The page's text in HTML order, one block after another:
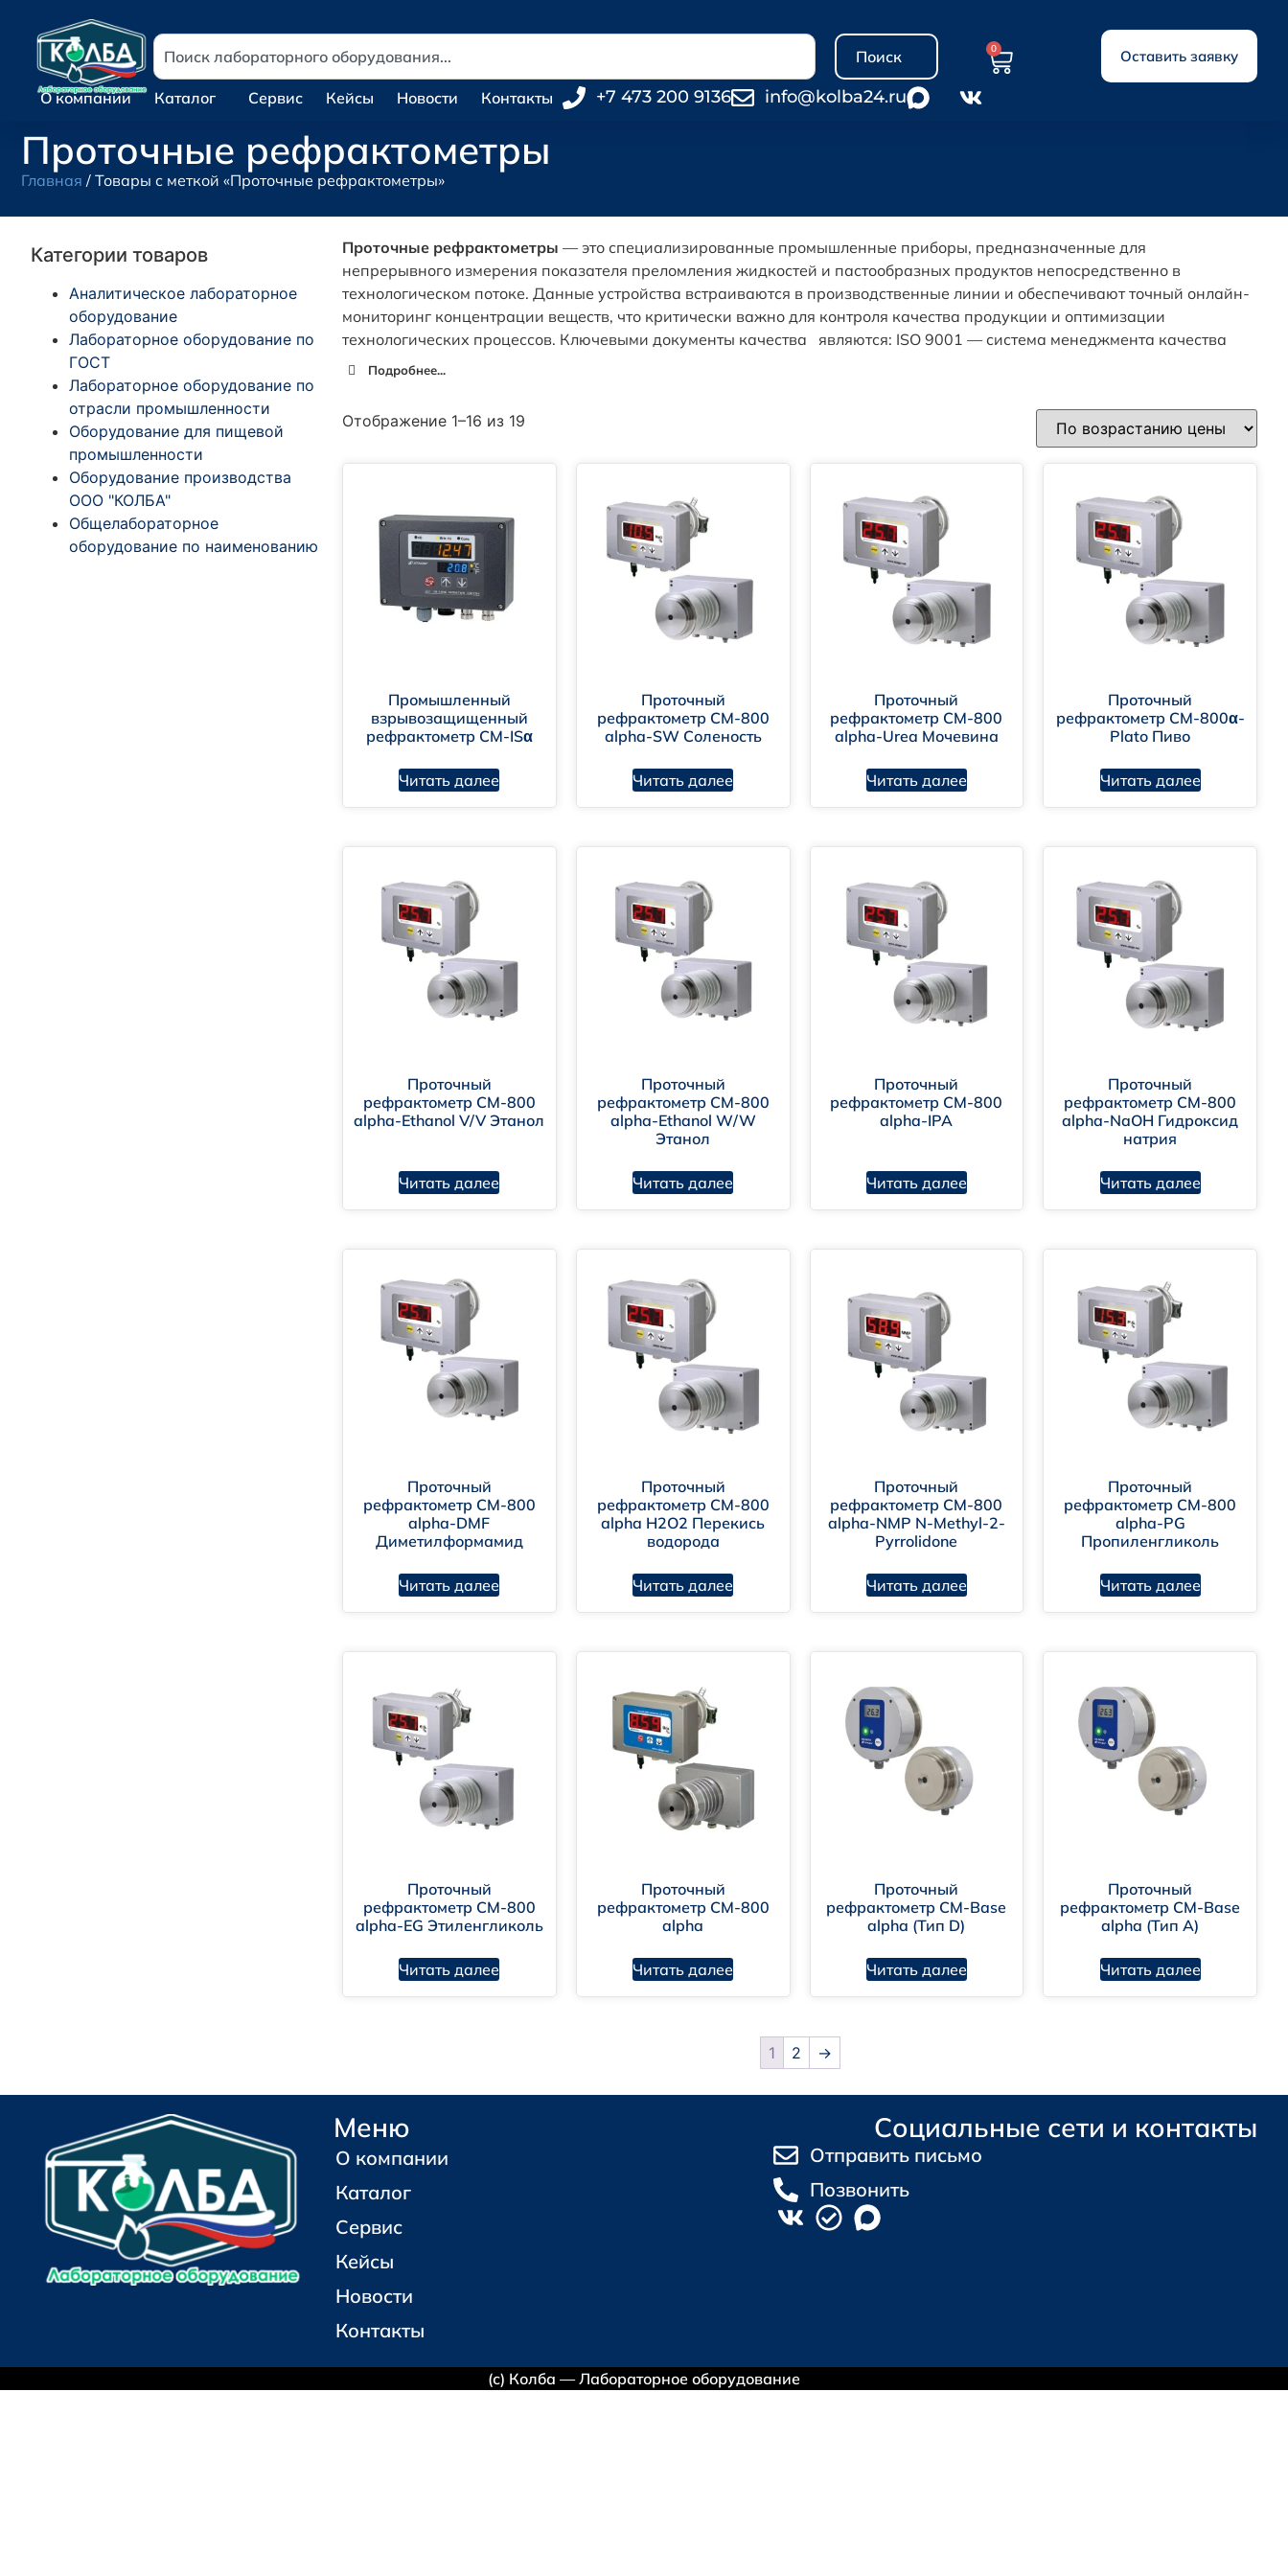
Поиск 0 Оставить заявку
О компании Каталог Сервис Кейсы Новости Контакты +7 473 200 9136 info@kolba24.ru
Проточные рефрактометры
Главная / Товары с меткой «Проточные рефрактометры»
Категории товаров
Аналитическое лабораторное
оборудование
Лабораторное оборудование по
ГОСТ
Лабораторное оборудование по
отрасли промышленности
Оборудование для пищевой
промышленности
Оборудование производства
ООО "КОЛБА"
Общелабораторное
оборудование по наименованию
Проточные рефрактометры — это специализированные промышленные приборы, предназначенные для
непрерывного измерения показателя преломления жидкостей и пастообразных продуктов непосредственно в
технологическом потоке. Данные устройства встраиваются в производственные линии и обеспечивают точный онлайн-
мониторинг концентрации веществ, что критически важно для контроля качества продукции и оптимизации
технологических процессов. Ключевыми документы качества являются: ISO 9001 — система менеджмента качества
Подробнее...
CM-ISα
Отображение 1–16 из 19
Промышленный
взрывозащищенный
рефрактометр CM-ISα
Читать далее
Проточный
рефрактометр CM-800
alpha-SW Соленость
Читать далее
Проточный
рефрактометр CM-800
alpha-Urea Мочевина
Читать далее
Проточный
рефрактометр CM-800α-
Plato Пиво
Читать далее
Проточный
рефрактометр CM-800
alpha-Ethanol V/V Этанол
Читать далее
Проточный
рефрактометр CM-800
alpha-Ethanol W/W
Этанол
Читать далее
Проточный
рефрактометр CM-800
alpha-IPA
Читать далее
Проточный
рефрактометр CM-800
alpha-NaOH Гидроксид
натрия
Читать далее
Проточный
рефрактометр CM-800
alpha-DMF
Диметилформамид
Читать далее
Проточный
рефрактометр CM-800
alpha H2O2 Перекись
водорода
Читать далее
Проточный
рефрактометр CM-800
alpha-NMP N-Methyl-2-
Pyrrolidone
Читать далее
Проточный
рефрактометр CM-800
alpha-PG
Пропиленгликоль
Читать далее
Проточный
рефрактометр CM-800
alpha-EG Этиленгликоль
Читать далее
Проточный
рефрактометр CM-800
alpha
Читать далее
Проточный
рефрактометр CM-Base
alpha (Тип D)
Читать далее
Проточный
рефрактометр CM-Base
alpha (Тип А)
Читать далее
1 2 →
Меню
О компании
Каталог
Сервис
Кейсы
Новости
Контакты
Социальные сети и контакты
Отправить письмо
Позвонить
(с) Колба — Лабораторное оборудование